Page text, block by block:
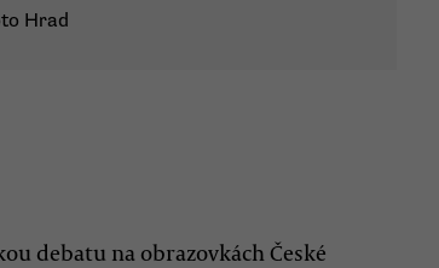
Hrad
debatu na obrazovkách České